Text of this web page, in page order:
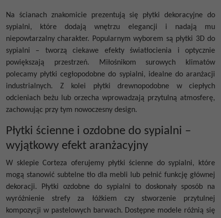
Na ścianach znakomicie prezentują się płytki dekoracyjne do
sypialni, które dodają wnętrzu elegancji i nadają mu
niepowtarzalny charakter. Popularnym wyborem są płytki 3D do
sypialni – tworzą ciekawe efekty światłocienia i optycznie
powiększają przestrzeń. Miłośnikom surowych klimatów
polecamy płytki cegłopodobne do sypialni, idealne do aranżacji
industrialnych. Z kolei płytki drewnopodobne w ciepłych
odcieniach beżu lub orzecha wprowadzają przytulną atmosferę,
zachowując przy tym nowoczesny design.
Płytki ścienne i ozdobne do sypialni –
wyjątkowy efekt aranżacyjny
W sklepie Corteza oferujemy płytki ścienne do sypialni, które
mogą stanowić subtelne tło dla mebli lub pełnić funkcję głównej
dekoracji. Płytki ozdobne do sypialni to doskonały sposób na
wyróżnienie strefy za łóżkiem czy stworzenie przytulnej
kompozycji w pastelowych barwach. Dostępne modele różnią się